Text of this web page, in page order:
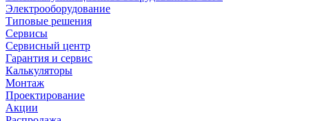
Электрооборудование
Типовые решения
Сервисы
Сервисный центр
Гарантия и сервис
Калькуляторы
Монтаж
Проектирование
Акции